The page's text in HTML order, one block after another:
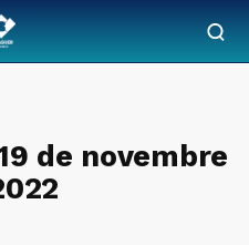
de novembre